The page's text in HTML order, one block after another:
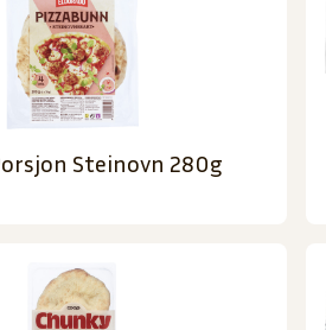
Steinovn 280g